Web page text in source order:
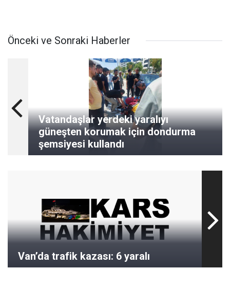
Önceki ve Sonraki Haberler
Vatandaşlar yerdeki yaralıyı
güneşten korumak için dondurma
şemsiyesi kullandı
Van’da trafik kazası: 6 yaralı